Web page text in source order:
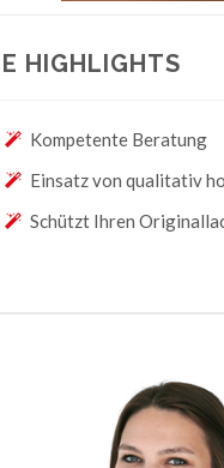
HIGHLIGHTS
Kompetente Beratung
Einsatz von qualitativ
Schützt Ihren